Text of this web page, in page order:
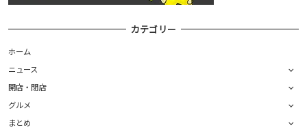
カテゴリー
ホーム
ニュース
開店・閉店
グルメ
まとめ